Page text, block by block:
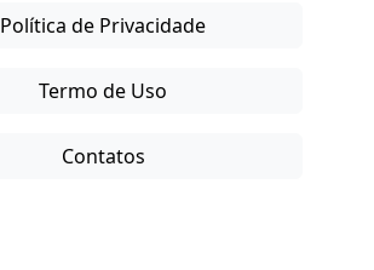
Política de Privacidade
Termo de Uso
Contatos